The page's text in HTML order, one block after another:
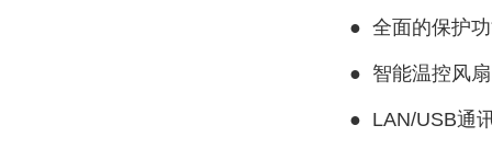
● 全面的保护
● 智能温控风
● LAN/USB通